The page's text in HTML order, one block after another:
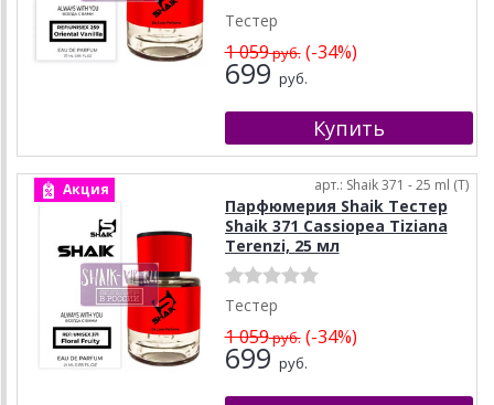
Тестер
1 059руб.(-34%)
699 руб.
Акция арт.: Shaik 371 - 25 ml (T)
Парфюмерия Shaik Тестер
Shaik 371 Cassiopea Tiziana
Terenzi, 25 мл
Тестер
1 059руб.(-34%)
699 руб.